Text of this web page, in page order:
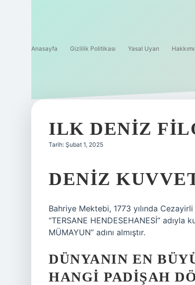
Anasayfa Gizlilik Politikası Yasal Uyarı
ILK DENIZ
Tarih: Şubat 1, 2025
DENIZ
Bahriye Mektebi, 1773 yılında
“TERSANE HENDESEHANESİ” adıyla
MÜMAYUN” adını almıştır.
DÜNYANIN EN
HANGI PADIŞAH